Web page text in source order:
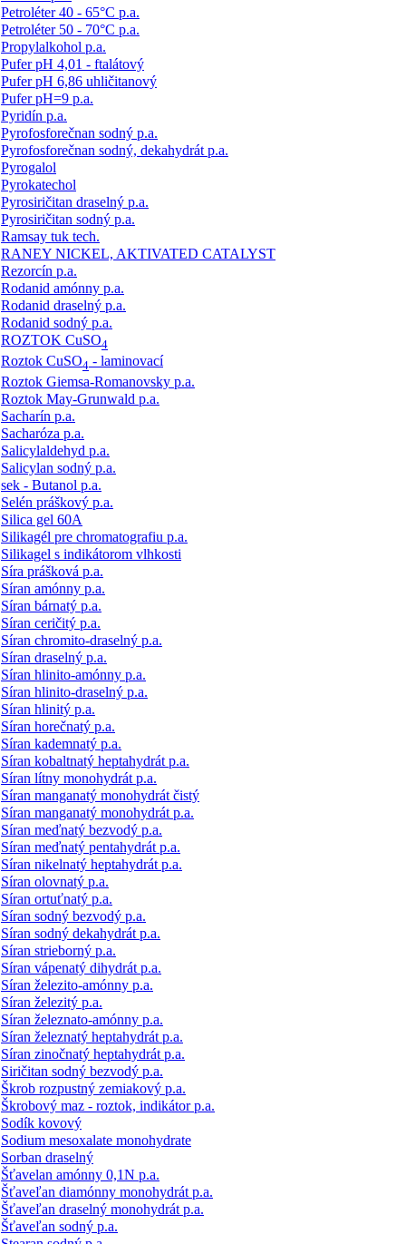
Petroléter 40 - 65°C p.a.
Petroléter 50 - 70°C p.a.
Propylalkohol p.a.
Pufer pH 4,01 - ftalátový
Pufer pH 6,86 uhličitanový
Pufer pH=9 p.a.
Pyridín p.a.
Pyrofosforečnan sodný p.a.
Pyrofosforečnan sodný, dekahydrát p.a.
Pyrogalol
Pyrokatechol
Pyrosiričitan draselný p.a.
Pyrosiričitan sodný p.a.
Ramsay tuk tech.
RANEY NICKEL, AKTIVATED CATALYST
Rezorcín p.a.
Rodanid amónny p.a.
Rodanid draselný p.a.
Rodanid sodný p.a.
ROZTOK CuSO4
Roztok CuSO4 - laminovací
Roztok Giemsa-Romanovsky p.a.
Roztok May-Grunwald p.a.
Sacharín p.a.
Sacharóza p.a.
Salicylaldehyd p.a.
Salicylan sodný p.a.
sek - Butanol p.a.
Selén práškový p.a.
Silica gel 60A
Silikagél pre chromatografiu p.a.
Silikagel s indikátorom vlhkosti
Síra prášková p.a.
Síran amónny p.a.
Síran bárnatý p.a.
Síran ceričitý p.a.
Síran chromito-draselný p.a.
Síran draselný p.a.
Síran hlinito-amónny p.a.
Síran hlinito-draselný p.a.
Síran hlinitý p.a.
Síran horečnatý p.a.
Síran kademnatý p.a.
Síran kobaltnatý heptahydrát p.a.
Síran lítny monohydrát p.a.
Síran manganatý monohydrát čistý
Síran manganatý monohydrát p.a.
Síran meďnatý bezvodý p.a.
Síran meďnatý pentahydrát p.a.
Síran nikelnatý heptahydrát p.a.
Síran olovnatý p.a.
Síran ortuťnatý p.a.
Síran sodný bezvodý p.a.
Síran sodný dekahydrát p.a.
Síran strieborný p.a.
Síran vápenatý dihydrát p.a.
Síran železito-amónny p.a.
Síran železitý p.a.
Síran železnato-amónny p.a.
Síran železnatý heptahydrát p.a.
Síran zinočnatý heptahydrát p.a.
Siričitan sodný bezvodý p.a.
Škrob rozpustný zemiakový p.a.
Škrobový maz - roztok, indikátor p.a.
Sodík kovový
Sodium mesoxalate monohydrate
Sorban draselný
Šťavelan amónny 0,1N p.a.
Šťaveľan diamónny monohydrát p.a.
Šťaveľan draselný monohydrát p.a.
Šťaveľan sodný p.a.